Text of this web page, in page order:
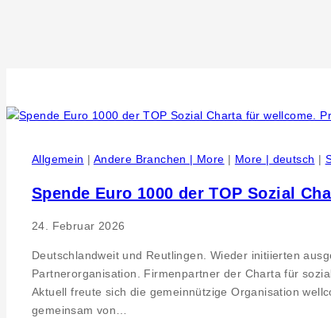
Allgemein | Andere Branchen | More | More | deutsch |
Spende Euro 1000 der TOP Sozial
24. Februar 2026
Deutschlandweit und Reutlingen. Wieder initiierten
Partnerorganisation. Firmenpartner der Charta für
Aktuell freute sich die gemeinnützige Organisation
gemeinsam von…